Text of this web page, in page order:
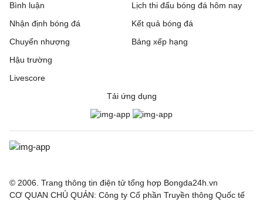
Beitar Jerusalem 1 - 2 Austria Wien
FC Twente 6 - 0
DAC 1904 Dunajska
Hapoel Tel Aviv
3 - 1
Borac Banja Luka 1 - 0 Maxline Vitebsk
Valur 0 - 2 FC Nordsjaella
Bình luận
Nhận định bóng đá
Chuyển nhượng
Hậu trường
Livescore
Lịch thi đấu bóng đá hôm nay
Kết quả bóng đá
Bảng xếp hạng
Tải ứng dụng
© 2006. Trang thông tin điện tử tổng hợp Bongda24h.vn
CƠ QUAN CHỦ QUẢN: Công ty Cổ phần Truyền thông Quốc tế